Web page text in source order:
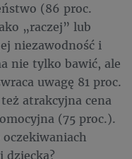
(86 proc.
„raczej” lub
niezawodność i
nie tylko bawić, ale
uwagę 81 proc.
atrakcyjna cena
(75 proc.).
dziecka?